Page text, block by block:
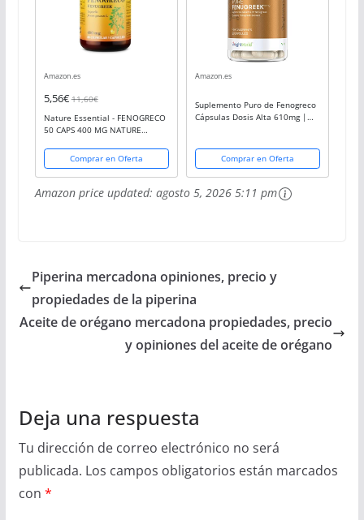
Amazon.es
5,56€11,60€
Nature Essential - FENOGRECO
50 CAPS 400 MG NATURE
Comprar en Oferta
Amazon.es
Suplemento Puro de Fenogreco
Cápsulas Dosis Alta 610mg |
Lactancia Materna, Control del
Peso,...
Comprar en Oferta
Amazon price updated: agosto 5, 2026 5:11 pm
Piperina mercadona opiniones, precio y
propiedades de la piperina
Aceite de orégano mercadona propiedades, precio
y opiniones del aceite de orégano
Deja una respuesta
Tu dirección de correo electrónico no será
publicada. Los campos obligatorios están marcados
con *